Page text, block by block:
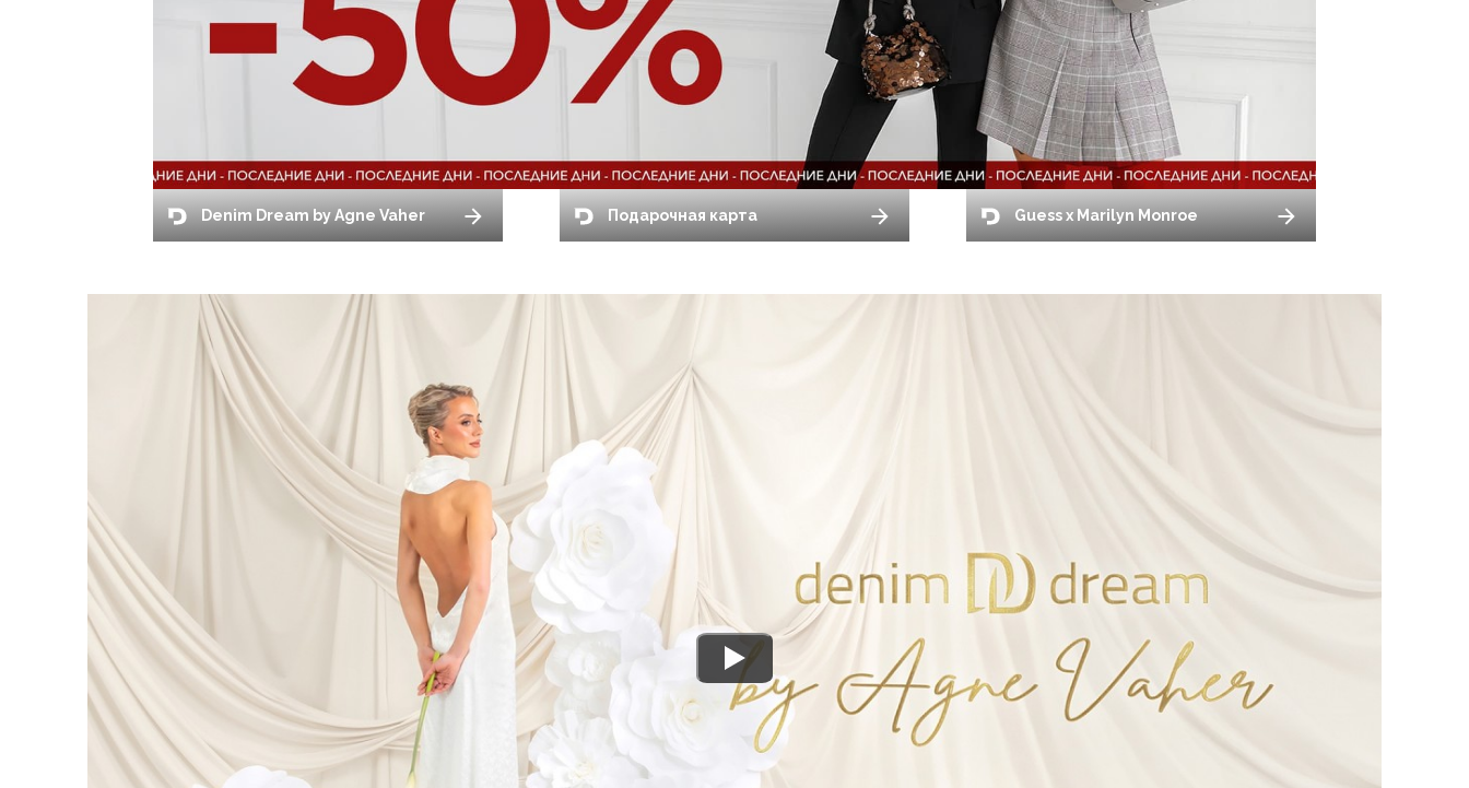
Denim Dream by Agne Vaher Подарочная карта Guess x Marilyn Monroe